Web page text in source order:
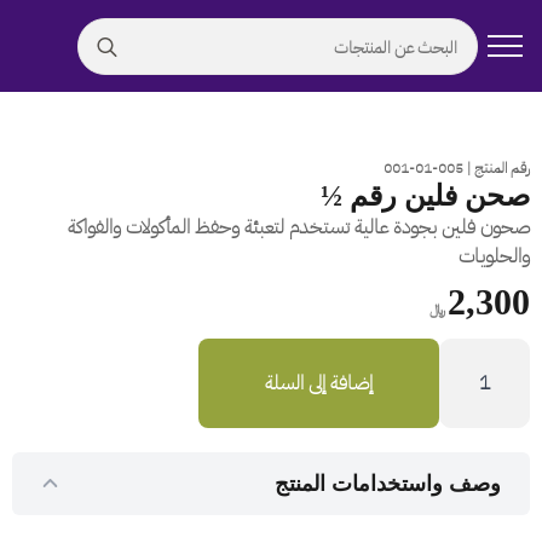
Search
for:
رقم المنتج | 005-01-001
صحن فلين رقم ½
صحون فلين بجودة عالية تستخدم لتعبئة وحفظ المأكولات والفواكة
والحلويات
2,300 ﷼
إضافة إلى السلة
وصف واستخدامات المنتج